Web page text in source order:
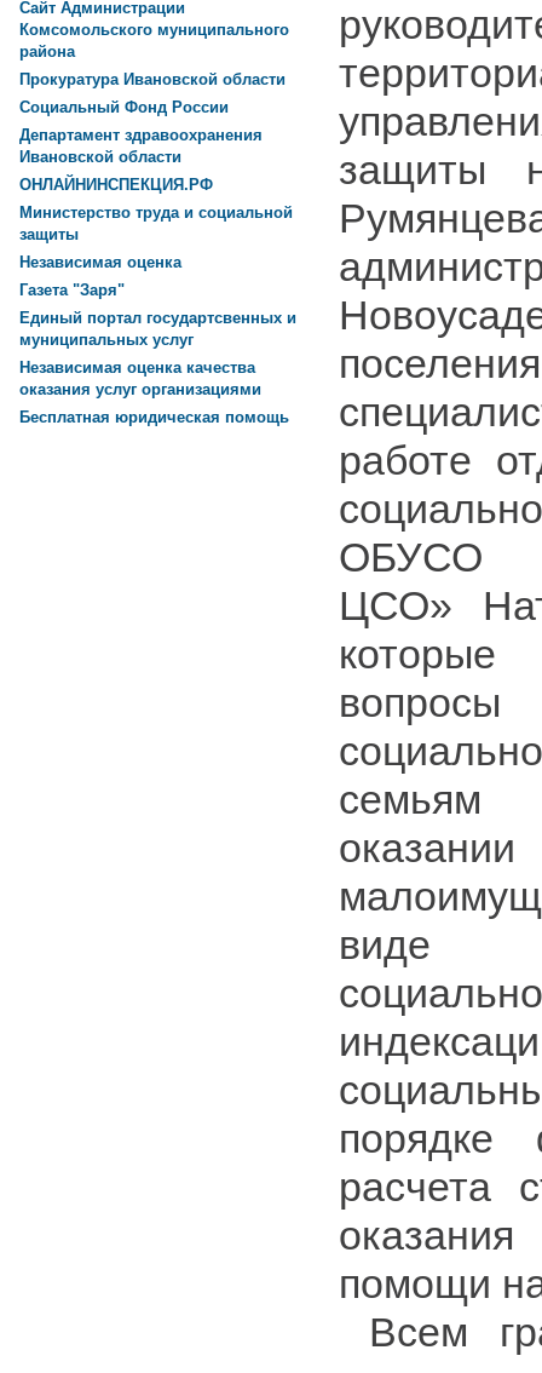
защиты
работе
ОБУСО
ЦСО»
виде
порядке
расчета
помощи
Всем
Сайт Администрации
Комсомольского муниципального
района
Прокуратура Ивановской области
Социальный Фонд России
Департамент здравоохранения
Ивановской области
ОНЛАЙНИНСПЕКЦИЯ.РФ
Министерство труда и социальной
защиты
Независимая оценка
Газета "Заря"
Единый портал государтсвенных и
муниципальных услуг
Независимая оценка качества
оказания услуг организациями
Бесплатная юридическая помощь